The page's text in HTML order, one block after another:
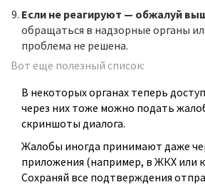
Если не реагируют — обжалуй
обращаться в надзорные органы
проблема не решена.
Вот еще полезный список:
В некоторых органах теперь
через них тоже можно подать
скриншоты диалога.
Жалобы иногда принимают даже
приложения (например, в ЖКХ или
Сохраняй все подтверждения